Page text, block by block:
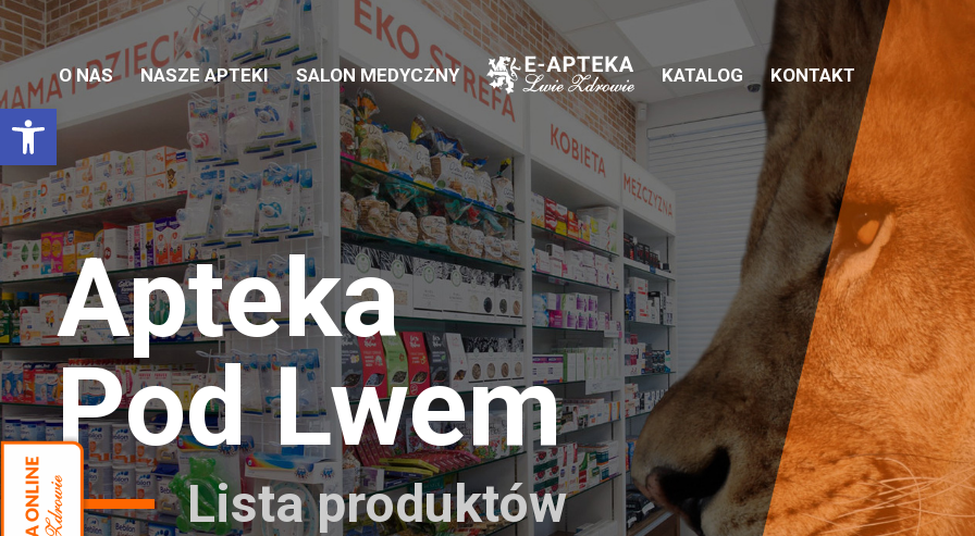
Otwórz pasek narzędzi
O NAS NASZE APTEKI SALON MEDYCZNY KATALOG KONTAKT
Apteka
Pod Lwem
Lista produktów